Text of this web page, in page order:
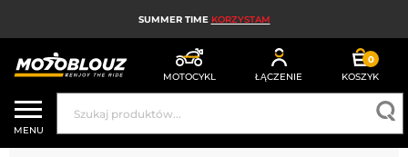
SUMMER TIME KORZYSTAM
MOTOCYKL ŁĄCZENIE
0
KOSZYK
KASK MOTOCYKLOWY
ODZIEŻ MOTOCYKLOWA DLA MĘŻCZYZN
MENU